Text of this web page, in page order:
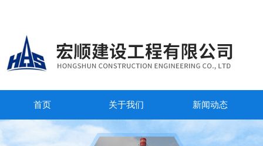
首页 关于我们 新闻动态